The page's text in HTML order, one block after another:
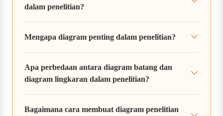
dalam penelitian?
Mengapa diagram penting dalam penelitian?
Apa perbedaan antara diagram batang dan
diagram lingkaran dalam penelitian?
Bagaimana cara membuat diagram penelitian